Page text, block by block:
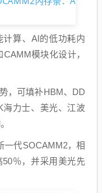
计算、AI的低功耗内
模块化设计，
，可填补HBM、DD
力士、美光、江波
一代SOCAMM2，相
％，并采用美光先